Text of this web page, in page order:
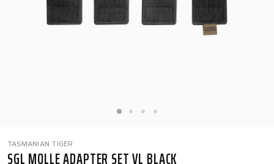
TASMANIAN TIGER
SGL MOLLE ADAPTER SET VL BLACK